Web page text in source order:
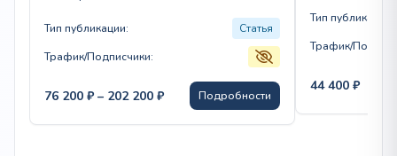
пользующееся…
Тип публикации:
Статья
Трафик/Подписчики:
76 200 ₽ – 202 200 ₽Диапазон
76
Подробности
Тип публикации:
Трафик/
44 400 ₽